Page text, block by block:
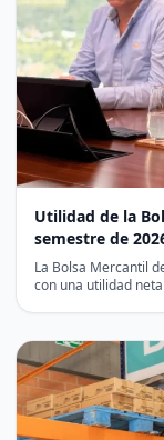
Utilidad de la
semestre de
La Bolsa Mercantil
con una utilidad